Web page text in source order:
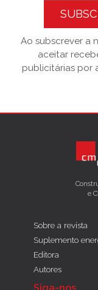
Ao subscrever a
aceitar
publicitárias por
e
Sobre a revista
Suplemento
Editora
Autores